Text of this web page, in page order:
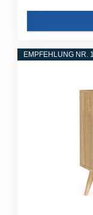
EMPFEHLUNG NR.